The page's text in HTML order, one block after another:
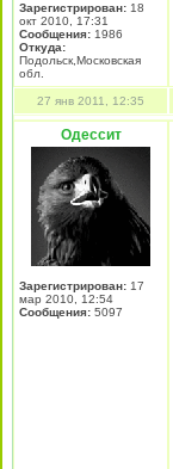
Зарегистрирован: 18
окт 2010, 17:31
Сообщения: 1986
Откуда:
Подольск,Московская
обл.
27 янв 2011, 12:35
Одессит
Зарегистрирован: 17
мар 2010, 12:54
Сообщения: 5097